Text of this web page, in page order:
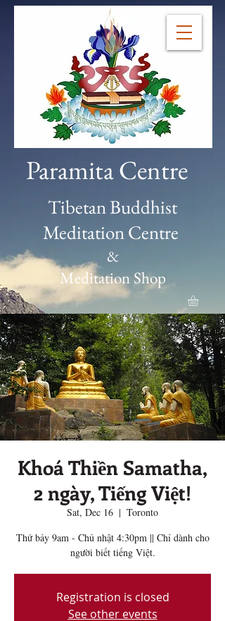
Paramita Centre
Tibetan Buddhist
Meditation Centre
&
Meditation Shop
Khoá Thiền Samatha,
2 ngày, Tiếng Việt!
Sat, Dec 16
  |
Toronto
Thứ bảy 9am - Chủ nhật 4:30pm || Chỉ dành cho
người biết tiếng Việt.
Registration is closed
See other events